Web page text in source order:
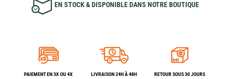
EN STOCK & DISPONIBLE DANS NOTRE BOUTIQUE
PAIEMENT EN 3X OU 4X LIVRAISON 24H À 48H RETOUR SOUS 30 JOURS